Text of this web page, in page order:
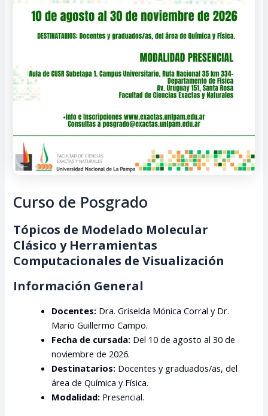
Curso de Posgrado
Tópicos de Modelado Molecular
Clásico y Herramientas
Computacionales de Visualización
Información General
Docentes: Dra. Griselda Mónica Corral y Dr.
Mario Guillermo Campo.
Fecha de cursada: Del 10 de agosto al 30 de
noviembre de 2026.
Destinatarios: Docentes y graduados/as, del
área de Química y Física.
Modalidad: Presencial.